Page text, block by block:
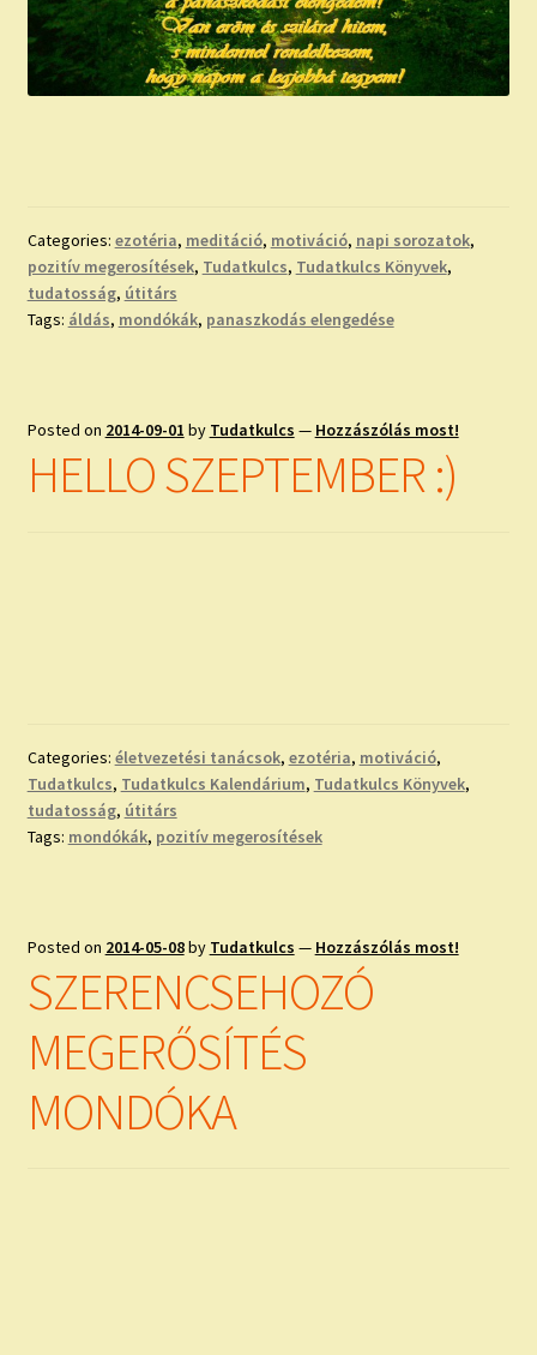
Categories: ezotéria, meditáció, motiváció, napi sorozatok,
pozitív megerosítések, Tudatkulcs, Tudatkulcs Könyvek,
tudatosság, útitárs
Tags: áldás, mondókák, panaszkodás elengedése
Posted on 2014-09-01 by Tudatkulcs — Hozzászólás most!
HELLO SZEPTEMBER :)
Categories: életvezetési tanácsok, ezotéria, motiváció,
Tudatkulcs, Tudatkulcs Kalendárium, Tudatkulcs Könyvek,
tudatosság, útitárs
Tags: mondókák, pozitív megerosítések
Posted on 2014-05-08by Tudatkulcs — Hozzászólás most!
SZERENCSEHOZÓ
MEGERŐSÍTÉS
MONDÓKA